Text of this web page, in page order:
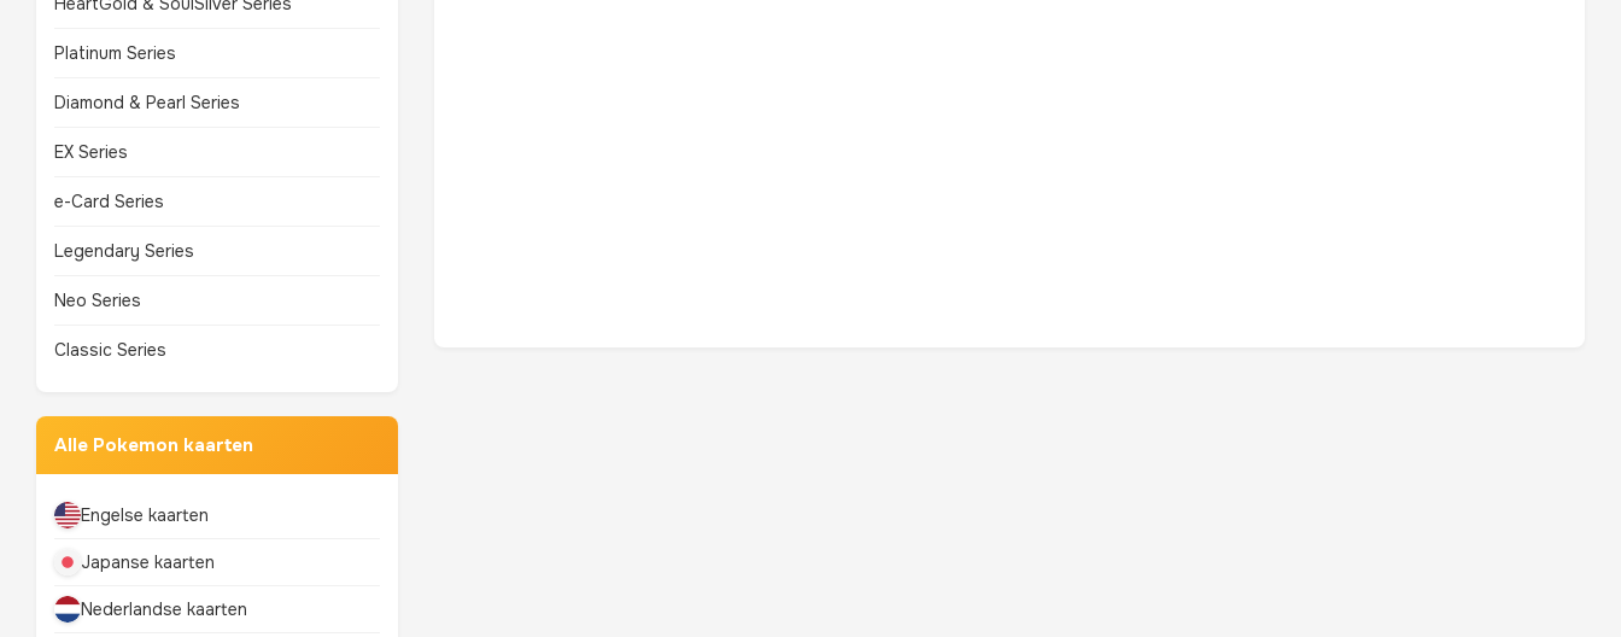
Platinum Series
Diamond & Pearl Series
EX Series
e-Card Series
Legendary Series
Neo Series
Classic Series
Alle Pokemon kaarten
Engelse kaarten
Japanse kaarten
Nederlandse kaarten